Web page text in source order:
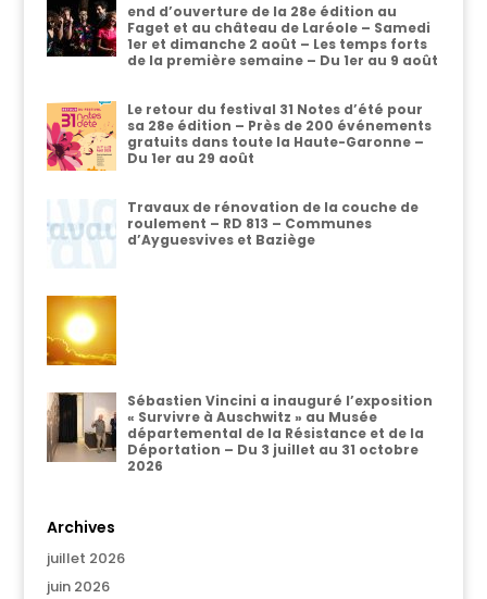
end d’ouverture de la 28e édition au
Faget et au château de Laréole – Samedi
1er et dimanche 2 août – Les temps forts
de la première semaine – Du 1er au 9 août
Le retour du festival 31 Notes d’été pour
sa 28e édition – Près de 200 événements
gratuits dans toute la Haute-Garonne –
Du 1er au 29 août
Travaux de rénovation de la couche de
roulement – RD 813 – Communes
d’Ayguesvives et Baziège
Sébastien Vincini a inauguré l’exposition
« Survivre à Auschwitz » au Musée
départemental de la Résistance et de la
Déportation – Du 3 juillet au 31 octobre
2026
Archives
juillet 2026
juin 2026